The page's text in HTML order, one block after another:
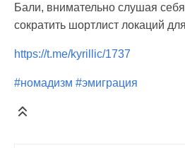
Бали, внимательно слушая
сократить шортлист локаций
https://t.me/kyrillic/1737
#номадизм #эмиграция